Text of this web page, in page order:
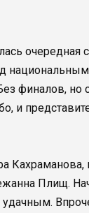
очередная
финалов, но
и
Плищ.